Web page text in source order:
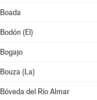
Boada
Bodón (El)
Bogajo
Bouza (La)
Bóveda del Río Almar